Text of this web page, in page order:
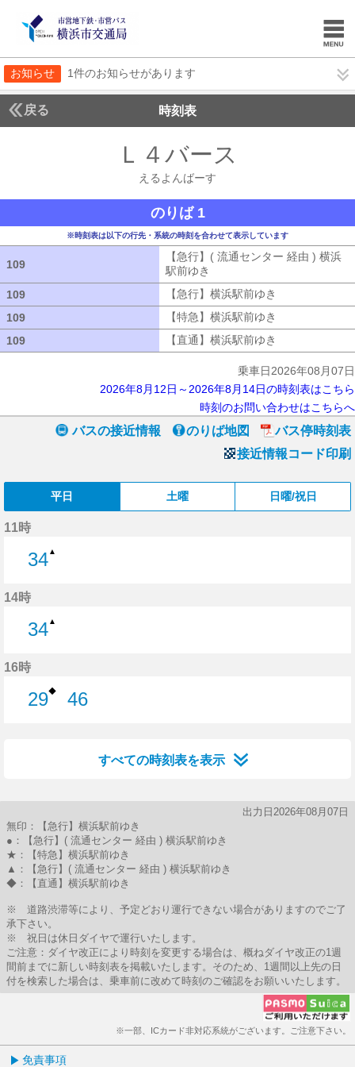
お知らせ 1件のお知らせがあります
戻る 時刻表
Ｌ４バース
えるよんばーす
のりば 1
※時刻表は以下の行先・系統の時刻を合わせて表示しています
109
【急行】( 流通センター 経由 ) 横浜
駅前ゆき
109
【急行】横浜駅前ゆき
109
【特急】横浜駅前ゆき
109
【直通】横浜駅前ゆき
乗車日2026年08月07日
2026年8月12日～2026年8月14日の時刻表はこちら
時刻のお問い合わせはこちらへ
バスの接近情報 のりば地図
バス停時刻表
接近情報コード印刷
平日 土曜 日曜/祝日
11時
34▲
14時
34▲
16時
29◆
46
すべての時刻表を表示
出力日2026年08月07日
無印：【急行】横浜駅前ゆき
●：【急行】( 流通センター 経由 ) 横浜駅前ゆき
★：【特急】横浜駅前ゆき
▲：【急行】( 流通センター 経由 ) 横浜駅前ゆき
◆：【直通】横浜駅前ゆき
※ 道路渋滞等により、予定どおり運行できない場合がありますのでご了
承下さい。
※ 祝日は休日ダイヤで運行いたします。
ご注意：ダイヤ改正により時刻を変更する場合は、概ねダイヤ改正の1週
間前までに新しい時刻表を掲載いたします。そのため、1週間以上先の日
付を検索した場合は、乗車前に改めて時刻のご確認をお願いいたします。
※一部、ICカード非対応系統がございます。ご注意下さい。
免責事項